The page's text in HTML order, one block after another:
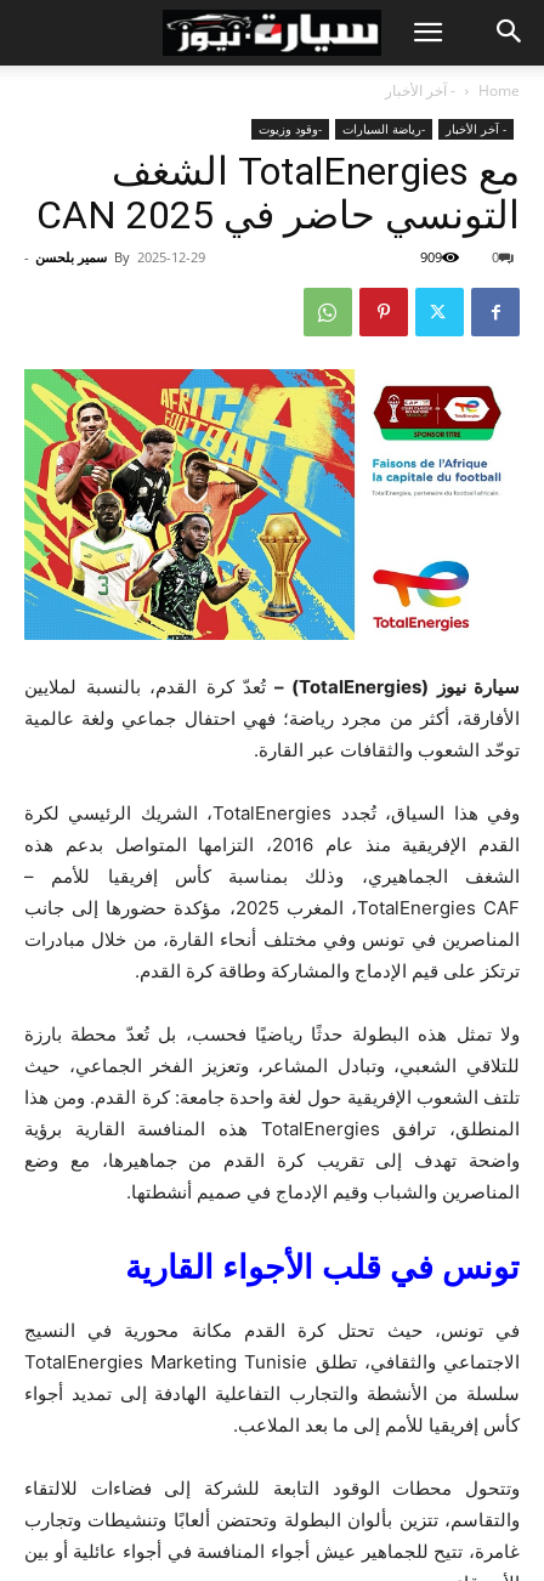
Home - آخر الأخبار
- آخر الأخبار -رياضة السيارات -وقود وزيوت
مع TotalEnergies الشغف
التونسي حاضر في CAN 2025
By سمير بلحسن - 2025-12-29 0
909
سيارة نيوز (TotalEnergies) –
تُعدّ كرة القدم، بالنسبة لملايين
الأفارقة، أكثر من مجرد رياضة؛ فهي احتفال جماعي ولغة عالمية
توحّد الشعوب والثقافات عبر القارة.
وفي هذا السياق، تُجدد TotalEnergies، الشريك الرئيسي لكرة
القدم الإفريقية منذ عام 2016، التزامها المتواصل بدعم هذه
الشغف الجماهيري، وذلك بمناسبة كأس إفريقيا للأمم –
TotalEnergies CAF، المغرب 2025، مؤكدة حضورها إلى جانب
المناصرين في تونس وفي مختلف أنحاء القارة، من خلال مبادرات
ترتكز على قيم الإدماج والمشاركة وطاقة كرة القدم.
ولا تمثل هذه البطولة حدثًا رياضيًا فحسب، بل تُعدّ محطة بارزة
للتلاقي الشعبي، وتبادل المشاعر، وتعزيز الفخر الجماعي، حيث
تلتف الشعوب الإفريقية حول لغة واحدة جامعة: كرة القدم. ومن هذا
المنطلق، ترافق TotalEnergies هذه المنافسة القارية برؤية
واضحة تهدف إلى تقريب كرة القدم من جماهيرها، مع وضع
المناصرين والشباب وقيم الإدماج في صميم أنشطتها.
تونس في قلب الأجواء القارية
في تونس، حيث تحتل كرة القدم مكانة محورية في النسيج
الاجتماعي والثقافي، تطلق TotalEnergies Marketing Tunisie
سلسلة من الأنشطة والتجارب التفاعلية الهادفة إلى تمديد أجواء
كأس إفريقيا للأمم إلى ما بعد الملاعب.
وتتحول محطات الوقود التابعة للشركة إلى فضاءات للالتقاء
والتقاسم، تتزين بألوان البطولة وتحتضن ألعابًا وتنشيطات وتجارب
غامرة، تتيح للجماهير عيش أجواء المنافسة في أجواء عائلية أو بين